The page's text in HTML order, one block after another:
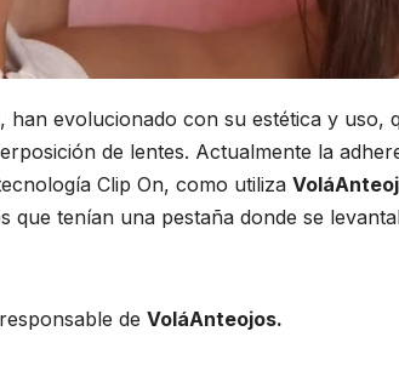
han evolucionado con su estética y uso,
de lentes. Actualmente la
Clip On, como utiliza
que tenían una pestaña donde se
de VoláAnteojos.